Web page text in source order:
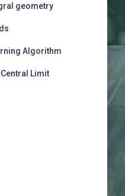
geometry
Algorithm
Limit